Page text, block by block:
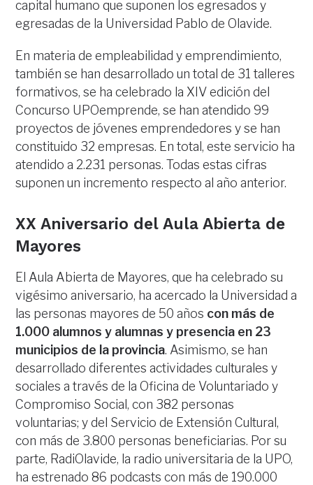
capital humano que suponen los egresados y
egresadas de la Universidad Pablo de Olavide.
En materia de empleabilidad y emprendimiento,
también se han desarrollado un total de 31 talleres
formativos, se ha celebrado la XIV edición del
Concurso UPOemprende, se han atendido 99
proyectos de jóvenes emprendedores y se han
constituido 32 empresas. En total, este servicio ha
atendido a 2.231 personas. Todas estas cifras
suponen un incremento respecto al año anterior.
XX Aniversario del Aula Abierta de
Mayores
El Aula Abierta de Mayores, que ha celebrado su
vigésimo aniversario, ha acercado la Universidad a
las personas mayores de 50 años con más de
1.000 alumnos y alumnas y presencia en 23
municipios de la provincia. Asimismo, se han
desarrollado diferentes actividades culturales y
sociales a través de la Oficina de Voluntariado y
Compromiso Social, con 382 personas
voluntarias; y del Servicio de Extensión Cultural,
con más de 3.800 personas beneficiarias. Por su
parte, RadiOlavide, la radio universitaria de la UPO,
ha estrenado 86 podcasts con más de 190.000